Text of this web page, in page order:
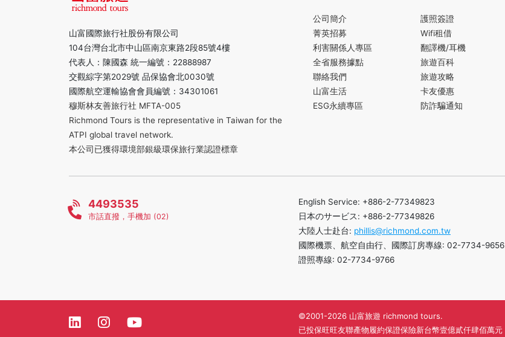
山富國際旅行社股份有限公司
104台灣台北市中山區南京東路2段85號4樓
代表人：陳國森 統一編號：22888987
交觀綜字第2029號 品保協會北0030號
國際航空運輸協會會員編號：34301061
穆斯林友善旅行社 MFTA-005
Richmond Tours is the representative in Taiwan for the
ATPI global travel network.
本公司已獲得環境部銀級環保旅行業認證標章
公司簡介
菁英招募
利害關係人專區
全省服務據點
聯絡我們
山富生活
ESG永續專區
護照簽證
Wifi租借
翻譯機/耳機
旅遊百科
旅遊攻略
卡友優惠
防詐騙通知
4493535
市話直撥，手機加 (02)
English Service: +886-2-77349823
日本のサービス: +886-2-77349826
大陸人士赴台: phillis@richmond.com.tw
國際機票、航空自由行、國際訂房專線: 02-7734-9656
證照專線: 02-7734-9766
©2001-2026 山富旅遊 richmond tours.
已投保旺旺友聯產物履約保證保險新台幣壹億貳仟肆佰萬元